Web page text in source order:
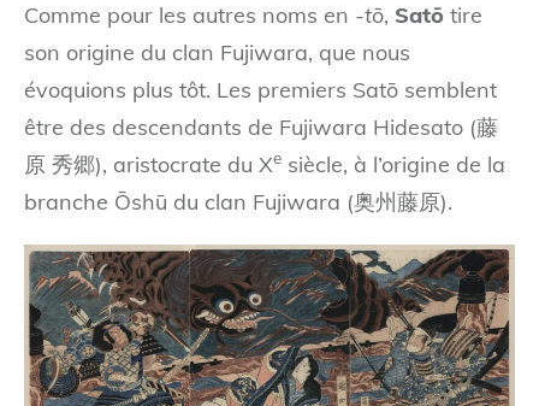
Comme pour les autres noms en -tō, Satō tire
son origine du clan Fujiwara, que nous
évoquions plus tôt. Les premiers Satō semblent
être des descendants de Fujiwara Hidesato (藤
原 秀郷), aristocrate du Xe siècle, à l’origine de la
branche Ōshū du clan Fujiwara (奥州藤原).